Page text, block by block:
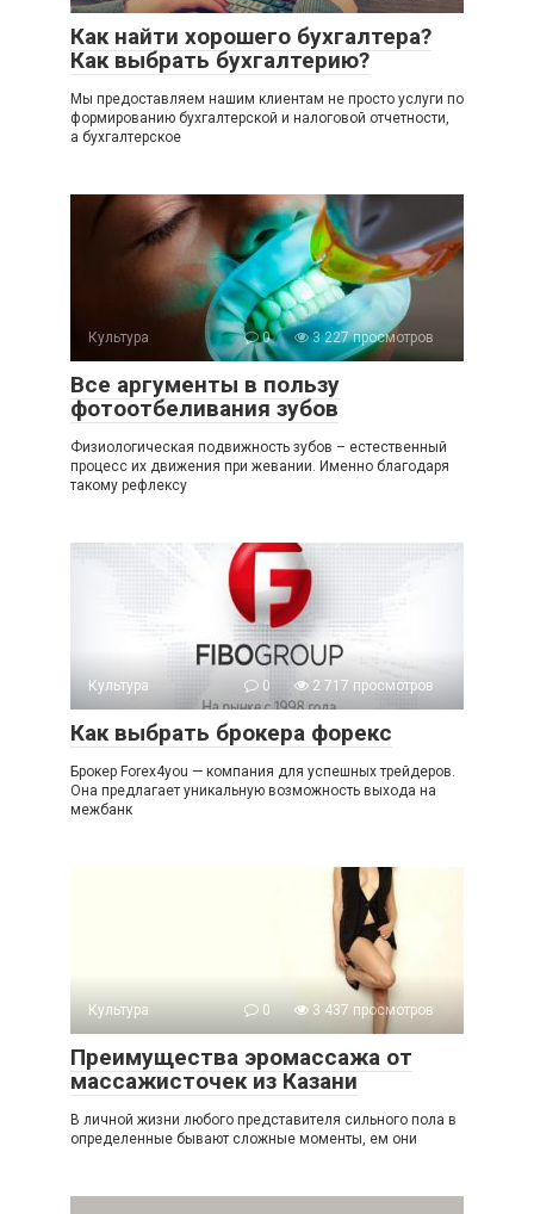
Как найти хорошего бухгалтера?
Как выбрать бухгалтерию?
Мы предоставляем нашим клиентам не просто услуги по
формированию бухгалтерской и налоговой отчетности,
а бухгалтерское
Культура 0 3 227 просмотров
Все аргументы в пользу
фотоотбеливания зубов
Физиологическая подвижность зубов – естественный
процесс их движения при жевании. Именно благодаря
такому рефлексу
Культура 0 2 717 просмотров
Как выбрать брокера форекс
Брокер Forex4you — компания для успешных трейдеров.
Она предлагает уникальную возможность выхода на
межбанк
Культура 0 3 437 просмотров
Преимущества эромассажа от
массажисточек из Казани
В личной жизни любого представителя сильного пола в
определенные бывают сложные моменты, ем они